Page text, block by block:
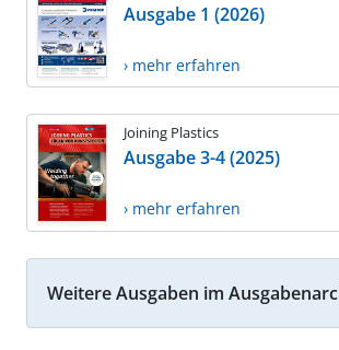
Ausgabe 1 (2026)
› mehr erfahren
Joining Plastics
Ausgabe 3-4 (2025)
› mehr erfahren
Weitere Ausgaben im